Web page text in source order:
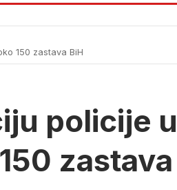
150 zastava BiH
policije u
zastava